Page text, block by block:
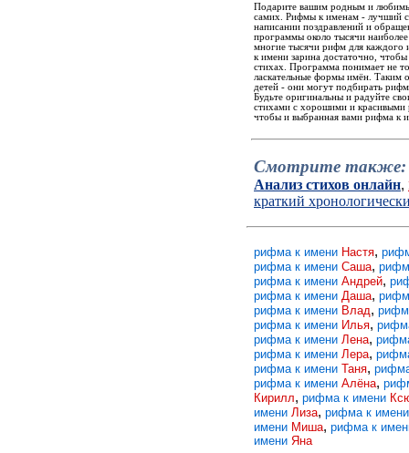
Подарите вашим родным и
самих. Рифмы к именам - лучший
написании поздравлений и
программы около тысячи
многие тысячи рифм для каждого
к имени зарина достаточно,
стихах. Программа понимает не
ласкательные формы имён. Таким
детей - они могут подбирать
Будьте оригинальны и радуйте
стихами с хорошими и красивыми
чтобы и выбранная вами рифма к
Смотрите также:
Анализ стихов онлайн,
краткий
рифма к имени Настя,
рифма к имени Саша,
рифма к имени Андрей,
рифма к имени Даша,
рифма к имени Влад,
рифма к имени Илья,
рифма к имени Лена,
рифма к имени Лера,
рифма к имени Таня,
рифма к имени Алёна,
Кирилл, рифма к имени
имени Лиза, рифма к
имени Миша, рифма к
имени Яна